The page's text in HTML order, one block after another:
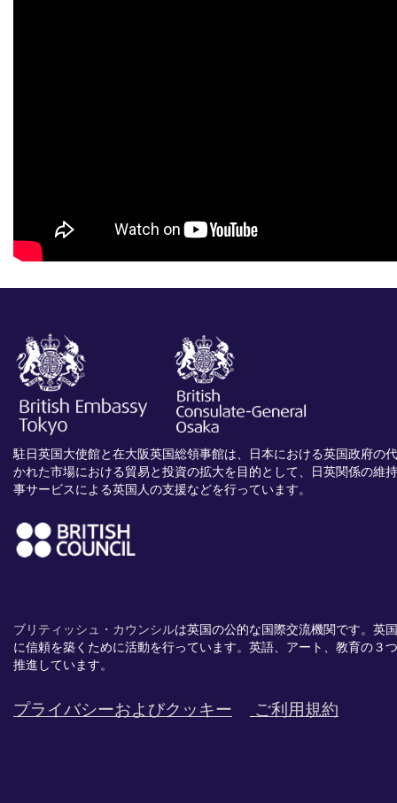
駐日英国大使館と在大阪英国総領事館は、日本における英国政府の
かれた市場における貿易と投資の拡大を目的として、日英関係の維
事サービスによる英国人の支援などを行っています。
ブリティッシュ・カウンシルは英国の公的な国際交流機関です。 英
に信頼を築くために活動を行っています。英語、 アート、 教育の３
推進 しています。
プライバシーおよびクッキー ご利用規約